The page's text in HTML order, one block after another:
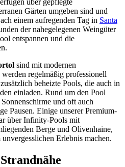
über gepflegte
Gärten umgeben sind und
einem aufregenden Tag in Santa
der nahegelegenen Weingüter
entspannen und die
sind mit modernen
regelmäßig professionell
beheizte Pools, die auch in
einladen. Rund um den Pool
und oft auch
Pausen. Einige unserer Premium-
über Infinity-Pools mit
Berge und Olivenhaine,
Erlebnis machen.